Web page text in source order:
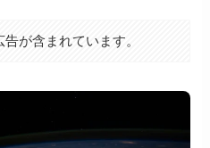
が含まれています。